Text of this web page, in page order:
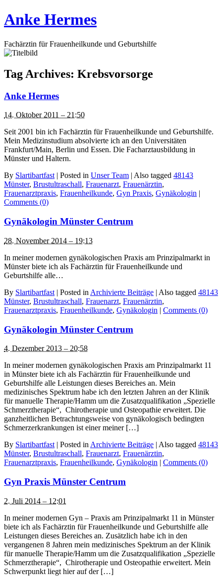
Anke Hermes
Fachärztin für Frauenheilkunde und Geburtshilfe
Tag Archives: Krebsvorsorge
Anke Hermes
14. Oktober 2011 – 21:50
Seit 2001 bin ich Fachärztin für Frauenheilkunde und Geburtshilfe.
Mein Medizinstudium absolvierte ich an den Universitäten
Frankfurt/Main, Berlin und Essen. Die Facharztausbildung in
Münster und Haltern.
By Slartibartfast | Posted in Unser Team | Also tagged 48143
Münster, Brustultraschall, Frauenarzt, Frauenärztin,
Frauenarztpraxis, Frauenheilkunde, Gyn Praxis, Gynäkologin |
Comments (0)
Gynäkologin Münster Centrum
28. November 2014 – 19:13
In meiner modernen gynäkologischen Praxis am Prinzipalmarkt in
Münster biete ich als Fachärztin für Frauenheilkunde und
Geburtshilfe alle…
By Slartibartfast | Posted in Archivierte Beiträge | Also tagged 48143
Münster, Brustultraschall, Frauenarzt, Frauenärztin,
Frauenarztpraxis, Frauenheilkunde, Gynäkologin | Comments (0)
Gynäkologin Münster Centrum
4. Dezember 2013 – 20:58
In meiner modernen gynäkologischen Praxis am Prinzipalmarkt 11
in Münster biete ich als Fachärztin für Frauenheilkunde und
Geburtshilfe alle Leistungen dieses Bereiches an. Mein
medizinisches Spektrum habe ich den letzten Jahren an der Klinik
für manuelle Therapie/Hamm um die Zusatzqualifikation „Spezielle
Schmerztherapie“, Chirotherapie und Osteopathie erweitert. Die
ganzheitlichen Betrachtungsweise von gynäkologisch bedingten
Schmerzerkrankungen ist einer meiner […]
By Slartibartfast | Posted in Archivierte Beiträge | Also tagged 48143
Münster, Brustultraschall, Frauenarzt, Frauenärztin,
Frauenarztpraxis, Frauenheilkunde, Gynäkologin | Comments (0)
Gyn Praxis Münster Centrum
2. Juli 2014 – 12:01
In meiner modernen Gyn – Praxis am Prinzipalmarkt 11 in Münster
biete ich als Fachärztin für Frauenheilkunde und Geburtshilfe alle
Leistungen dieses Bereiches an. Zusätzlich habe ich in den
vergangenen 8 Jahren mein medizinisches Spektrum an der Klinik
für manuelle Therapie/Hamm um die Zusatzqualifikation „Spezielle
Schmerztherapie“, Chirotherapie und Osteopathie erweitert. Mein
Schwerpunkt liegt hier auf der […]